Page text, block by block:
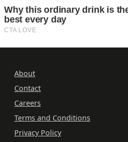
About
Contact
Careers
Terms and Conditions
Privacy Policy